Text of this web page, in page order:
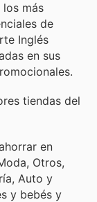
más
de
Inglés
en sus
tiendas del
en
Otros,
Auto y
y bebés y